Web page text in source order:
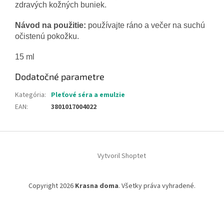
zdravých kožných buniek.
Návod na použitie: používajte ráno a večer na suchú
očistenú pokožku.
15 ml
Dodatočné parametre
Kategória: Pleťové séra a emulzie
EAN: 3801017004022
Vytvoril Shoptet
Copyright 2026 Krasna doma. Všetky práva vyhradené.